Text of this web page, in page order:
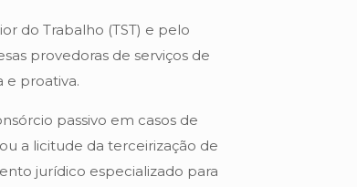
do Trabalho (TST) e pelo
provedoras de serviços de
e proativa.
passivo em casos de
a licitude da terceirização de
jurídico especializado para